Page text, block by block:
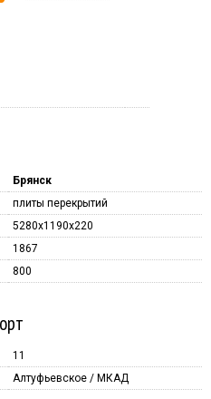
Брянск
плиты перекрытий
5280x1190x220
1867
800
11
Алтуфьевское / МКАД